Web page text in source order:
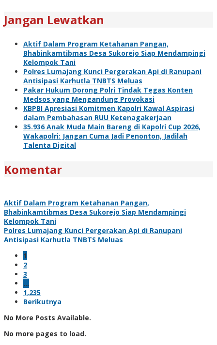
Jangan Lewatkan
Aktif Dalam Program Ketahanan Pangan,
Bhabinkamtibmas Desa Sukorejo Siap Mendampingi
Kelompok Tani
Polres Lumajang Kunci Pergerakan Api di Ranupani
Antisipasi Karhutla TNBTS Meluas
Pakar Hukum Dorong Polri Tindak Tegas Konten
Medsos yang Mengandung Provokasi
KBPBI Apresiasi Komitmen Kapolri Kawal Aspirasi
dalam Pembahasan RUU Ketenagakerjaan
35.936 Anak Muda Main Bareng di Kapolri Cup 2026,
Wakapolri: Jangan Cuma Jadi Penonton, Jadilah
Talenta Digital
Komentar
Aktif Dalam Program Ketahanan Pangan,
Bhabinkamtibmas Desa Sukorejo Siap Mendampingi
Kelompok Tani
Polres Lumajang Kunci Pergerakan Api di Ranupani
Antisipasi Karhutla TNBTS Meluas
1
2
3
…
1,235
Berikutnya
No More Posts Available.
No more pages to load.